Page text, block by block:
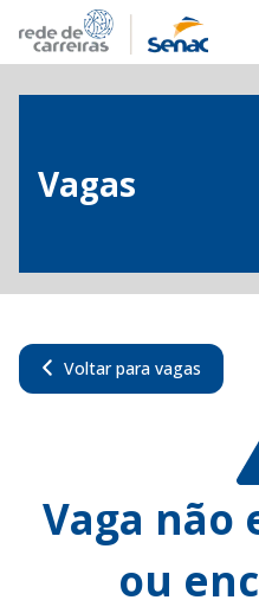
Vagas
Voltar para vagas
Vaga não
ou